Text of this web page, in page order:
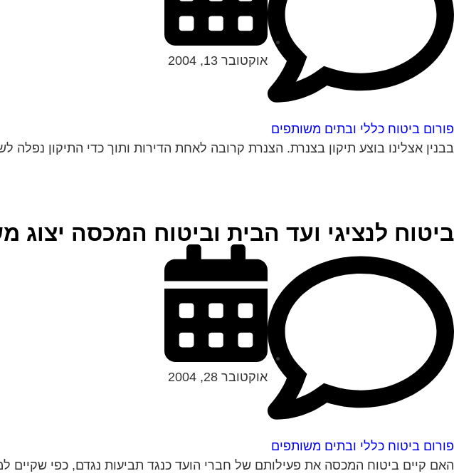
פורום ביטוח כללי ובתים משותפים
אוקטובר 13, 2004
בבנין אצלינו בוצע תיקון בצנרת. הצנרת קרובה לאחת הדירות ותוך כדי התיקון
ביטוח לנציגי ועד הבית וביטוח המכסה יצוג
פורום ביטוח כללי ובתים משותפים
אוקטובר 28, 2004
האם קיים ביטוח המכסה את פעילותם של חברי הועד כנגד תביעות נגדם, כפי שקיים